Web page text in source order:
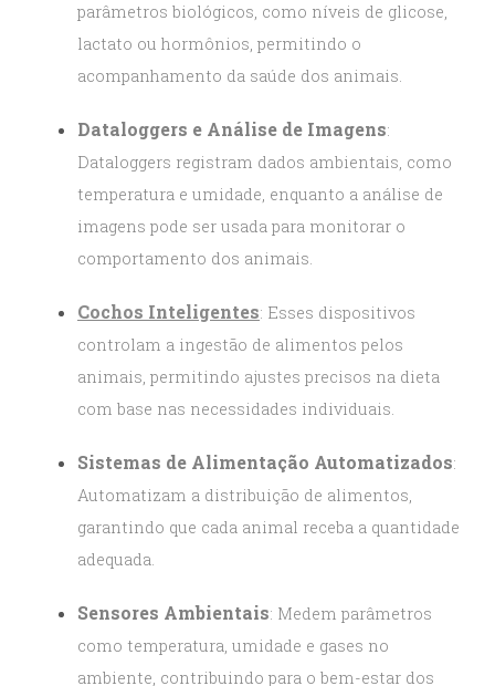
parâmetros biológicos, como níveis de glicose,
lactato ou hormônios, permitindo o
acompanhamento da saúde dos animais.
Dataloggers e Análise de Imagens:
Dataloggers registram dados ambientais, como
temperatura e umidade, enquanto a análise de
imagens pode ser usada para monitorar o
comportamento dos animais.
Cochos Inteligentes: Esses dispositivos
controlam a ingestão de alimentos pelos
animais, permitindo ajustes precisos na dieta
com base nas necessidades individuais.
Sistemas de Alimentação Automatizados:
Automatizam a distribuição de alimentos,
garantindo que cada animal receba a quantidade
adequada.
Sensores Ambientais: Medem parâmetros
como temperatura, umidade e gases no
ambiente, contribuindo para o bem-estar dos